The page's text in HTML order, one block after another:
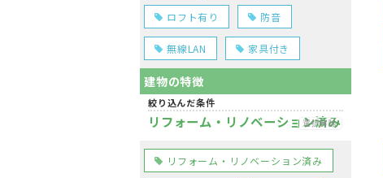
ロフト有り 防音
無線LAN 家具付き
建物の特徴
絞り込んだ条件
リフォーム・リノベーション済み
選択解除
リフォーム・リノベーション済み